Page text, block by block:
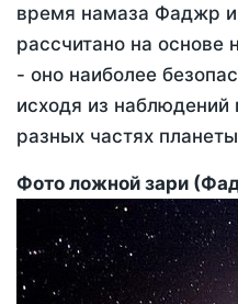
время намаза Фаджр
рассчитано на основе
- оно наиболее
исходя из
разных частях
Фото ложной зари